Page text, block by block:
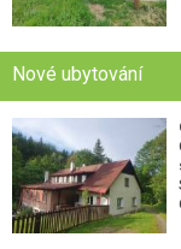
Nové ubytování